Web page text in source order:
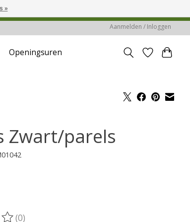
Aanmelden / Inloggen
Openingsuren
Zwart/parels
(0)
»